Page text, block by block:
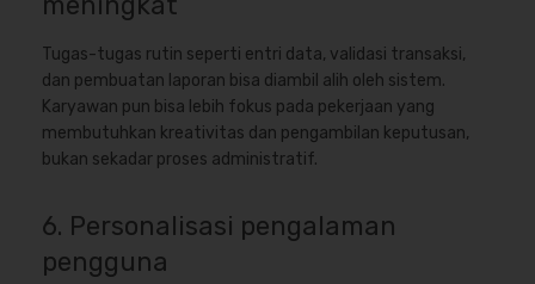
Tugas-tugas rutin seperti entri data, validasi transaksi,
dan pembuatan laporan bisa diambil alih oleh sistem.
Karyawan pun bisa lebih fokus pada pekerjaan yang
membutuhkan kreativitas dan pengambilan keputusan,
bukan sekadar proses administratif.
6. Personalisasi pengalaman
pengguna